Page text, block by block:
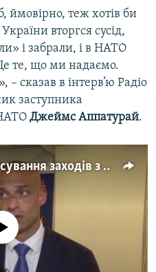
ймовірно, теж хотів би
вторгся сусід,
і забрали, і в НАТО
те, що ми надаємо.
– сказав в інтерв’ю Радіо
заступника
Джеймс Аппатурай.
НАТО збільшить фінансування заходів з розмінування України
currently available